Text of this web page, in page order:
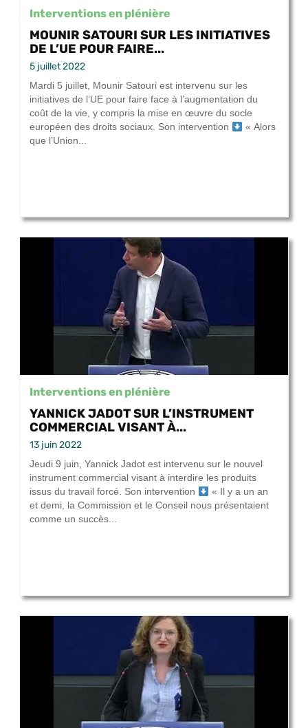
Interventions en plénière
MOUNIR SATOURI SUR LES INITIATIVES
DE L’UE POUR FAIRE...
5 juillet 2022
Mardi 5 juillet, Mounir Satouri est intervenu sur les
initiatives de l’UE pour faire face à l’augmentation du
coût de la vie, y compris la mise en œuvre du socle
européen des droits sociaux. Son intervention
« Alors
que l’Union...
Interventions en plénière
YANNICK JADOT SUR L’INSTRUMENT
COMMERCIAL VISANT À...
13 juin 2022
Jeudi 9 juin, Yannick Jadot est intervenu sur le nouvel
instrument commercial visant à interdire les produits
issus du travail forcé. Son intervention
« Il y a un an
et demi, la Commission et le Conseil nous présentaient
comme un succès...